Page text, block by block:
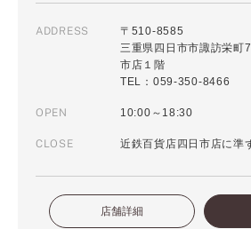
ADDRESS
〒510-8585
三重県四日市市諏訪栄町
市店１階
TEL：059-350-8466
OPEN 10:00～18:30
CLOSE 近鉄百貨店四日市店に準
店舗詳細